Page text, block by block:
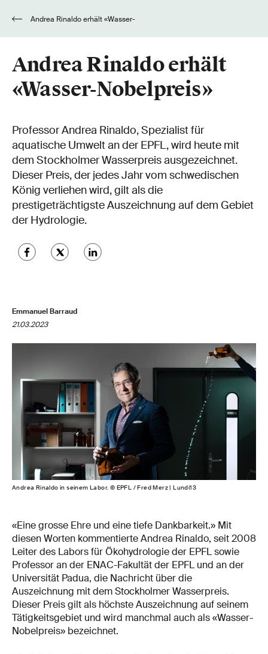
Andrea Rinaldo erhält
«Wasser-Nobelpreis»
Professor Andrea Rinaldo, Spezialist für
aquatische Umwelt an der EPFL, wird heute mit
dem Stockholmer Wasserpreis ausgezeichnet.
Dieser Preis, der jedes Jahr vom schwedischen
König verliehen wird, gilt als die
prestigeträchtigste Auszeichnung auf dem Gebiet
der Hydrologie.
Emmanuel Barraud
21.03.2023
Andrea Rinaldo in seinem Labor. © EPFL / Fred Merz | Lundi13
«Eine grosse Ehre und eine tiefe Dankbarkeit.» Mit
diesen Worten kommentierte Andrea Rinaldo, seit 2008
Leiter des Labors für Ökohydrologie der EPFL sowie
Professor an der ENAC-Fakultät der EPFL und an der
Universität Padua, die Nachricht über die
Auszeichnung mit dem Stockholmer Wasserpreis.
Dieser Preis gilt als höchste Auszeichnung auf seinem
Tätigkeitsgebiet und wird manchmal auch als «Wasser-
Nobelpreis» bezeichnet.